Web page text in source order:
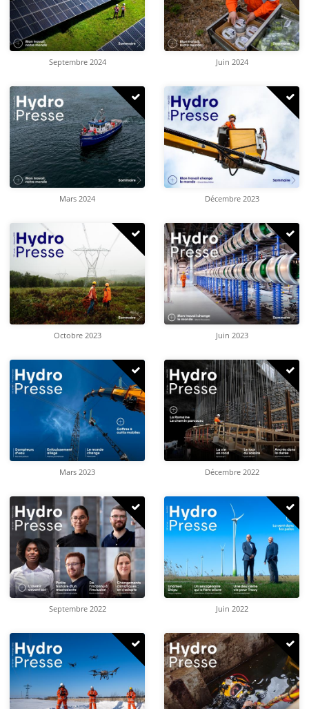
Septembre 2024 Juin 2024
Mars 2024 Décembre 2023
Octobre 2023 Juin 2023
Mars 2023 Décembre 2022
Septembre 2022 Juin 2022